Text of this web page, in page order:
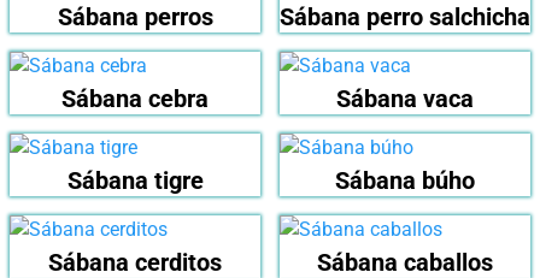
Sábana perros Sábana perro salchicha
Sábana cebra Sábana vaca
Sábana tigre Sábana búho
Sábana cerditos Sábana caballos